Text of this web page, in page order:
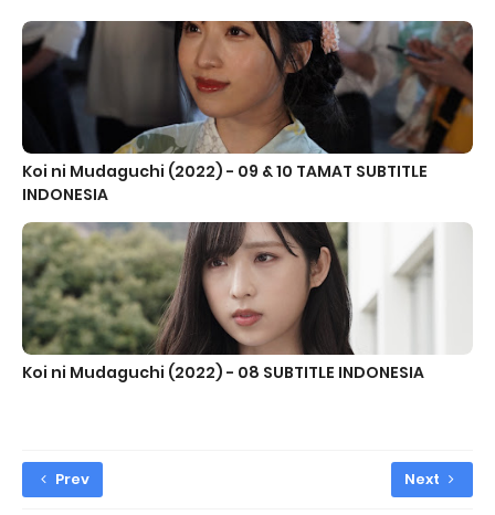
Koi ni Mudaguchi (2022) - 09 & 10 TAMAT SUBTITLE
INDONESIA
Koi ni Mudaguchi (2022) - 08 SUBTITLE INDONESIA
Prev Next